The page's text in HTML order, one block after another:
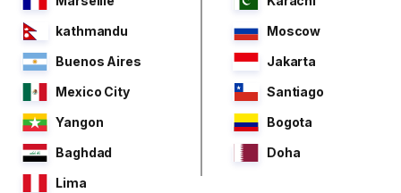
kathmandu
Moscow
Buenos Aires
Jakarta
Mexico City
Santiago
Yangon
Bogota
Baghdad
Doha
Lima